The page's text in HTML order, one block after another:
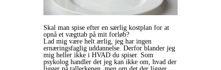
Skal man spise efter en særlig kostplan for at
opnå et vægttab på mit forløb?
Lad mig være helt ærlig, jeg har ingen
ernæringsfaglig uddannelse. Derfor blander jeg
mig heller ikke i HVAD du spiser. Som
psykolog handler det jeg kan ikke om, hvad der